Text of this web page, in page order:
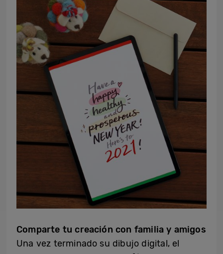
Comparte tu creación con familia y amigos
Una vez terminado su dibujo digital, el